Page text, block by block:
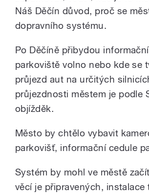
Náš Děčín důvod, proč se
dopravního systému.
Po Děčíně přibydou
parkoviště volno nebo kde se
průjezd aut na určitých
průjezdnosti městem je podle
objížděk.
Město by chtělo vybavit
parkovišť, informační cedule
Systém by mohl ve městě
věcí je připravených,